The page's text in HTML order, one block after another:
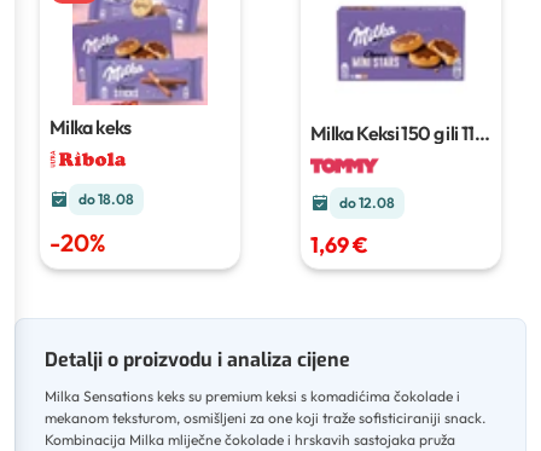
Milka keks
do 18.08
-20%
Milka Keksi150 g ili 112
g
do 12.08
1,69 €
Detalji o proizvodu i analiza cijene
Milka Sensations keks su premium keksi s komadićima čokolade i
mekanom teksturom, osmišljeni za one koji traže sofisticiraniji snack.
Kombinacija Milka mliječne čokolade i hrskavih sastojaka pruža